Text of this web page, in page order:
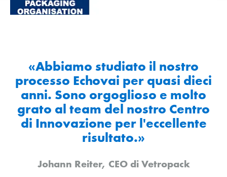
«Abbiamo studiato il nostro
processo Echovai per quasi dieci
anni. Sono orgoglioso e molto
grato al team del nostro Centro
di Innovazione per l'eccellente
risultato.»
Johann Reiter, CEO di Vetropack